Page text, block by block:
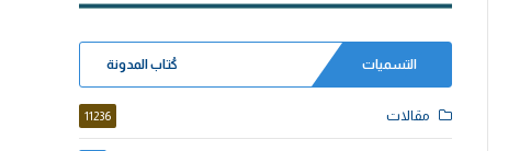
التسميات كُتاب المدونة
مقالات 11236